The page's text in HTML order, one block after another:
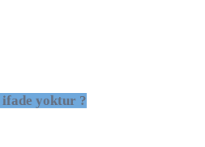
ifade yoktur ?